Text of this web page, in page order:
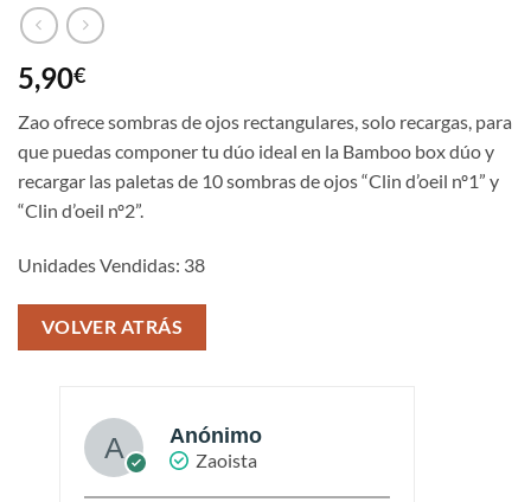
5,90€
Zao ofrece sombras de ojos rectangulares, solo recargas, para
que puedas componer tu dúo ideal en la Bamboo box dúo y
recargar las paletas de 10 sombras de ojos “Clin d’oeil nº1” y
“Clin d’oeil nº2”.
Unidades Vendidas: 38
VOLVER ATRÁS
Anónimo
Zaoista